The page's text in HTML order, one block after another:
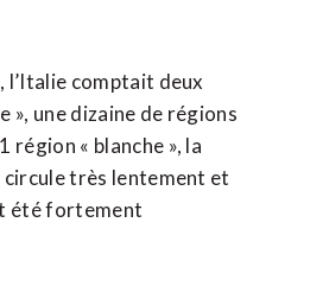
l’Italie comptait deux
», une dizaine de régions
région « blanche », la
circule très lentement et
été fortement